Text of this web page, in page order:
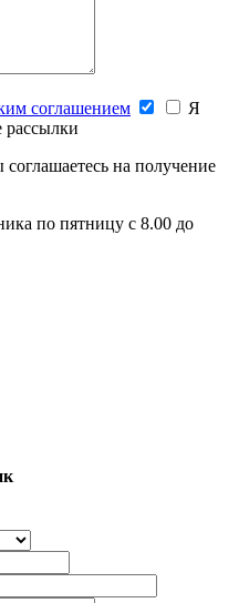
соглашением
Я
рассылки
на получение
по пятницу с 8.00 до